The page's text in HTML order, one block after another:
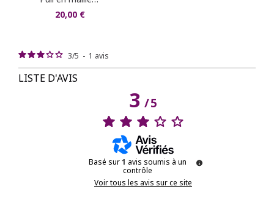
20,00 €
3/5 - 1 avis
LISTE D'AVIS
3/5
Basé sur1 avis soumis à un
contrôle
Voir tous les avis sur ce site